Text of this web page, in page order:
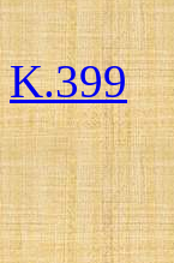
K.399